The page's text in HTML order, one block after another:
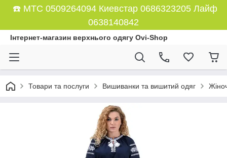
☎️ МТС 0509264094 Киевстар 0686323205 Лайф
0638140842
Інтернет-магазин верхнього одягу Ovi-Shop
Товари та послуги Вишиванки та вишитий одяг